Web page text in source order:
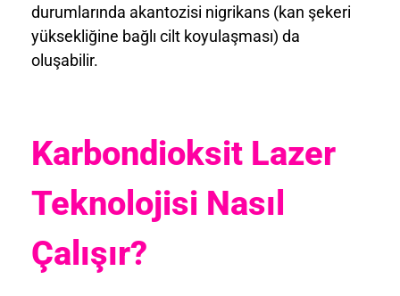
durumlarında akantozisi nigrikans (kan şekeri
yüksekliğine bağlı cilt koyulaşması) da
oluşabilir.
Karbondioksit Lazer
Teknolojisi Nasıl
Çalışır?